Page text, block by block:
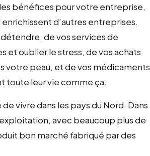
bénéfices pour votre entreprise,
d’autres entreprises.
de vos services de
et oublier le stress, de vos achats
votre peau, et de vos médicaments
toute leur vie comme ça.
vivre dans les pays du Nord. Dans
avec beaucoup plus de
bon marché fabriqué par des